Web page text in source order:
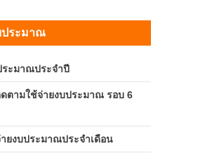
ประมาณ
ระมาณประจำปี
ตามใช้จ่ายงบประมาณ รอบ 6
ยงบประมาณประจำเดือน